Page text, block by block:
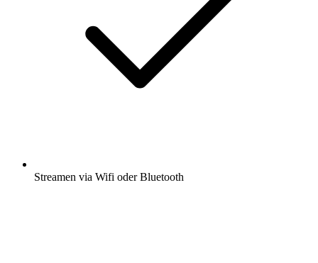
Streamen via Wifi oder Bluetooth